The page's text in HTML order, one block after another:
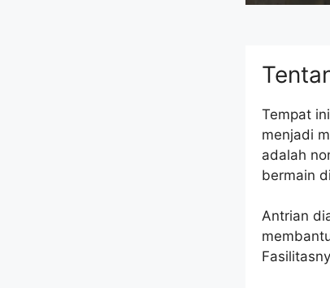
Tempat
menjadi
adalah
bermain
Antrian